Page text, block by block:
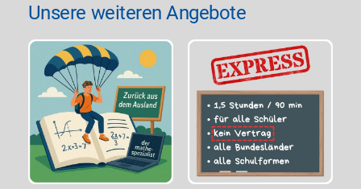
Unsere weiteren Angebote